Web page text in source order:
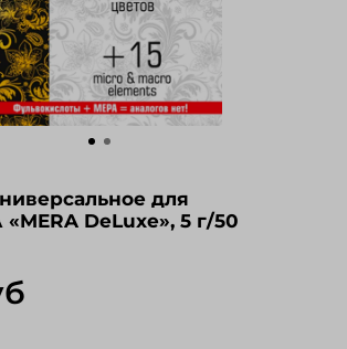
для
DeLuxe», 5 г/50